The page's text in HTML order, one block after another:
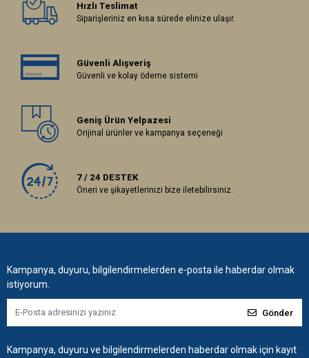
Hızlı Teslimat
Siparişleriniz en kısa sürede elinize ulaşır.
Güvenli Alışveriş
Güvenli ve kolay ödeme sistemi
Geniş Ürün Yelpazesi
Orijinal ürünler ve kampanya seçeneği
7 / 24 DESTEK
Öneri ve şikayetlerinizi bize iletebilirsiniz.
Kampanya, duyuru, bilgilendirmelerden e-posta ile haberdar olmak
istiyorum.
Gönder
Kampanya, duyuru ve bilgilendirmelerden haberdar olmak için kayıt